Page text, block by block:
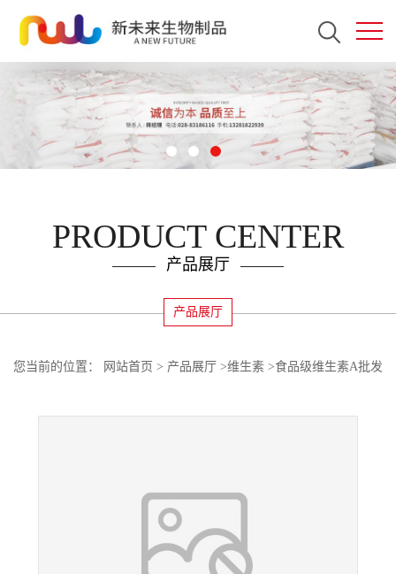
PRODUCT CENTER
产品展厅
产品展厅
您当前的位置： 网站首页 > 产品展厅 >维生素 >食品级维生素A批发